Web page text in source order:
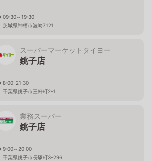
09:30～19:30
茨城県神栖市波崎7121
スーパーマーケットタイヨー
銚子店
8:00-21:30
千葉県銚子市三軒町2-1
業務スーパー
銚子店
9:00～20:00
千葉県銚子市長塚町3-296